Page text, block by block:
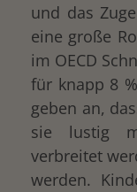
und das
eine große
im OECD
für knapp 8
geben an,
sie lustig
verbreitet
werden.